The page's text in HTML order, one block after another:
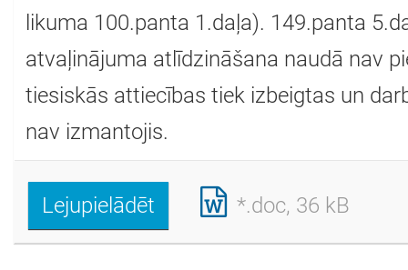
likuma 100.panta 1.daļa). 149.panta
atvaļinājuma atlīdzināšana naudā nav
tiesiskās attiecības tiek izbeigtas un
nav izmantojis.
Lejupielādēt *.doc, 36 kB